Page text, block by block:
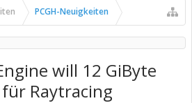
PCGH-Neuigkeiten
will 12 GiByte
Raytracing